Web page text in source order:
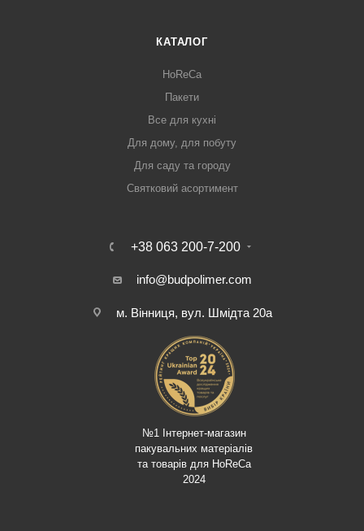
КАТАЛОГ
HoReCa
Пакети
Все для кухні
Для дому, для побуту
Для саду та городу
Святковий асортимент
+38 063 200-7-200
info@budpolimer.com
м. Вінниця, вул. Шмідта 20а
№1 Інтернет-магазин
пакувальних матеріалів
та товарів для HoReCa
2024